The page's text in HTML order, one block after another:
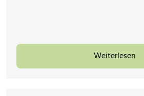
Weiterlesen